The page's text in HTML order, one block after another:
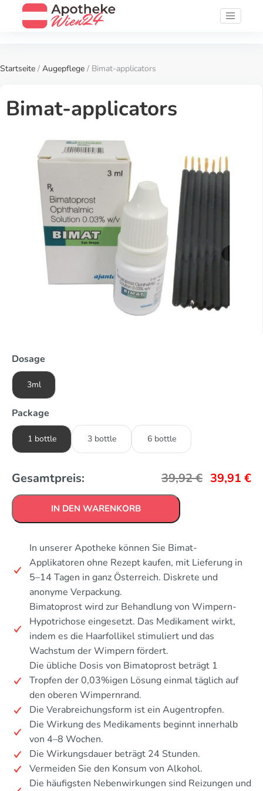
Startseite / Augepflege / Bimat-applicators
Bimat-applicators
Dosage
3ml
Package
1 bottle 3 bottle 6 bottle
Gesamtpreis: 39,92€ 39,91 €
IN DEN WARENKORB
In unserer Apotheke können Sie Bimat-
Applikatoren ohne Rezept kaufen, mit Lieferung in
5–14 Tagen in ganz Österreich. Diskrete und
anonyme Verpackung.
Bimatoprost wird zur Behandlung von Wimpern-
Hypotrichose eingesetzt. Das Medikament wirkt,
indem es die Haarfollikel stimuliert und das
Wachstum der Wimpern fördert.
Die übliche Dosis von Bimatoprost beträgt 1
Tropfen der 0,03%igen Lösung einmal täglich auf
den oberen Wimpernrand.
Die Verabreichungsform ist ein Augentropfen.
Die Wirkung des Medikaments beginnt innerhalb
von 4–8 Wochen.
Die Wirkungsdauer beträgt 24 Stunden.
Vermeiden Sie den Konsum von Alkohol.
Die häufigsten Nebenwirkungen sind Reizungen und